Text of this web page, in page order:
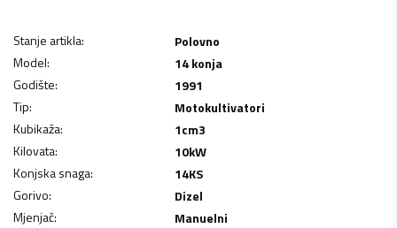
Stanje artikla:
Polovno
Model:
14 konja
Godište:
1991
Tip:
Motokultivatori
Kubikaža: 1cm3
Kilovata: 10kW
Konjska snaga: 14KS
Gorivo:
Dizel
Mjenjač:
Manuelni